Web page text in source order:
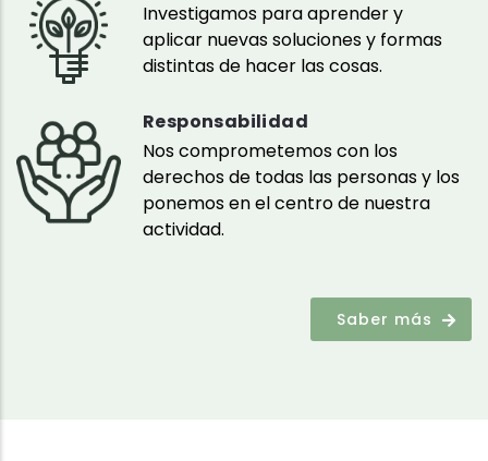
Investigamos para aprender y
aplicar nuevas soluciones y formas
distintas de hacer las cosas.
Responsabilidad
Nos comprometemos con los
derechos de todas las personas y los
ponemos en el centro de nuestra
actividad.
Saber más